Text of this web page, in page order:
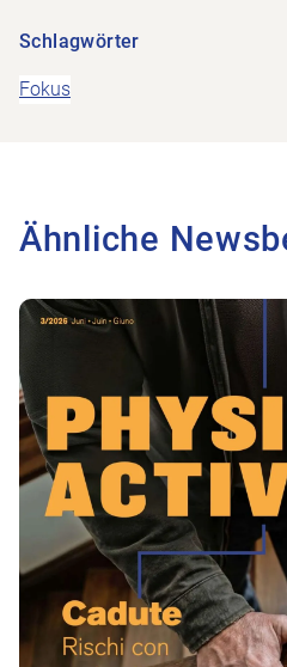
Schlagwörter
Fokus
Ähnliche
Zum Beitrag Vor dem Sturz